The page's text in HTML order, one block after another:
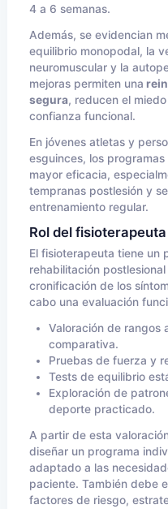
4 a 6 semanas.
Además, se evidencian
equilibrio monopodal, la
neuromuscular y la
mejoras permiten una
segura, reducen el
confianza funcional.
En jóvenes atletas y
esguinces, los
mayor eficacia,
tempranas postlesión y
entrenamiento regular.
Rol del
El fisioterapeuta tiene un
rehabilitación
cronificación de los
cabo una evaluación
Valoración de rangos
comparativa.
Pruebas de fuerza y
Tests de equilibrio
Exploración de
deporte practicado.
A partir de esta
diseñar un programa
adaptado a las
paciente. También debe
factores de riesgo,